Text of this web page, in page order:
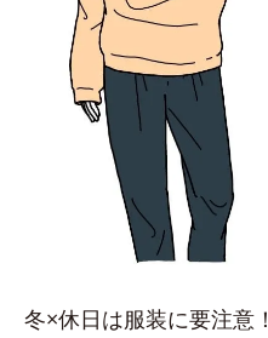
冬×休日は服装に要注意！